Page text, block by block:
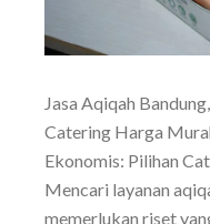
Jasa Aqiqah
Catering Harga
Ekonomis: Pilihan
Mencari layanan
memerlukan riset